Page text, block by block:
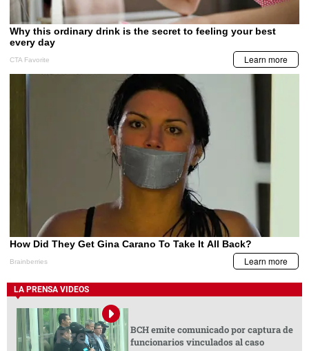
LA PRENSA VIDEOS
BCH emite comunicado por captura de
funcionarios vinculados al caso